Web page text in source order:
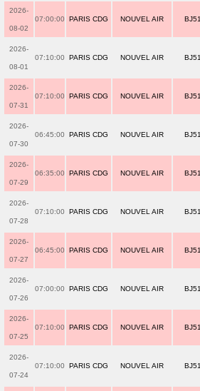
2026-
08-02
07:00:00 PARIS CDG NOUVEL AIR
2026-
08-01
07:10:00 PARIS CDG NOUVEL AIR
2026-
07-31
07:10:00 PARIS CDG NOUVEL AIR
2026-
07-30
06:45:00 PARIS CDG NOUVEL AIR
2026-
07-29
06:35:00 PARIS CDG NOUVEL AIR
2026-
07-28
07:10:00 PARIS CDG NOUVEL AIR
2026-
07-27
06:45:00 PARIS CDG NOUVEL AIR
2026-
07-26
07:00:00 PARIS CDG NOUVEL AIR
2026-
07-25
07:10:00 PARIS CDG NOUVEL AIR
2026-
07-24
07:10:00 PARIS CDG NOUVEL AIR